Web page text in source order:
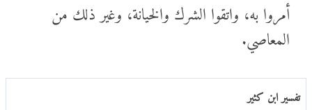
أمروا به، واتقوا الشرك والخيانة، وغير ذلك من
المعاصي.
تفسير ابن كثير